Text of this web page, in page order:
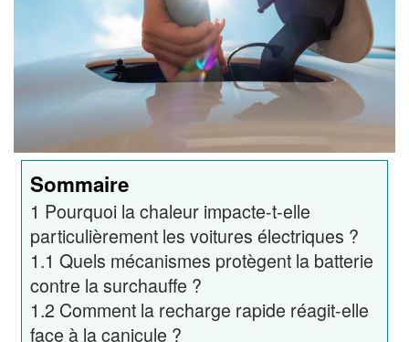
Sommaire
1 Pourquoi la chaleur impacte-t-elle
particulièrement les voitures électriques ?
1.1 Quels mécanismes protègent la batterie
contre la surchauffe ?
1.2 Comment la recharge rapide réagit-elle
face à la canicule ?